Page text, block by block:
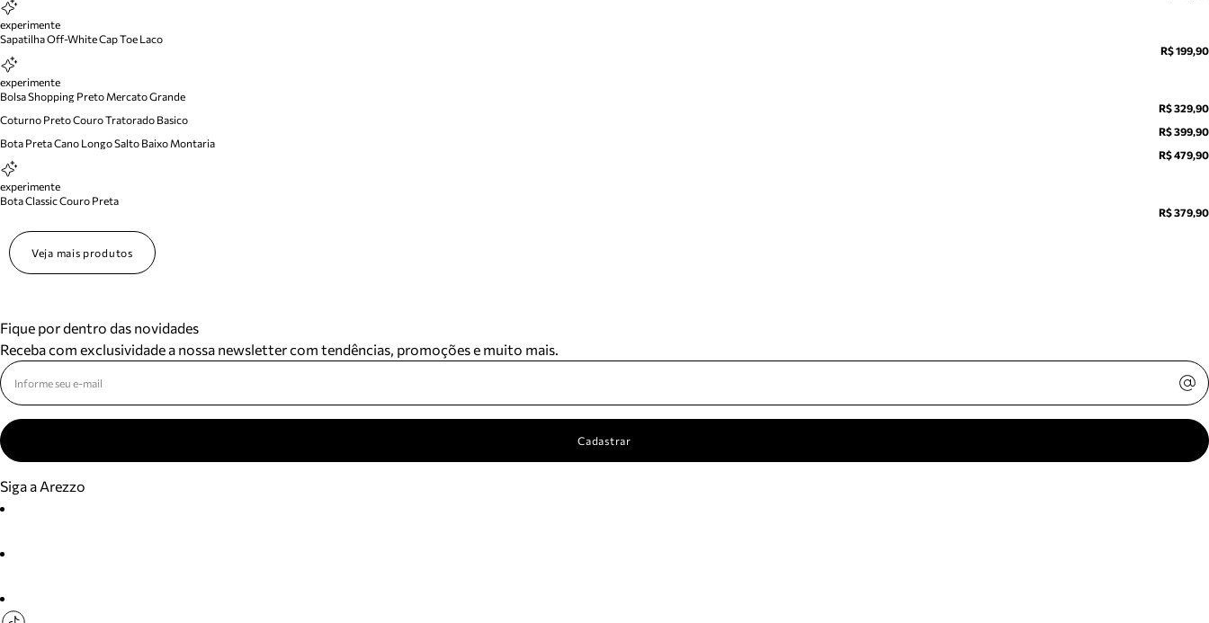
experimente
Sapatilha Off-White Cap Toe Laco
R$ 199,90
experimente
Bolsa Shopping Preto Mercato Grande
R$ 329,90
Coturno Preto Couro Tratorado Basico
R$ 399,90
Bota Preta Cano Longo Salto Baixo Montaria
R$ 479,90
experimente
Bota Classic Couro Preta
R$ 379,90
Veja mais produtos
Fique por dentro das novidades
Receba com exclusividade a nossa newsletter com tendências, promoções e muito mais.
Cadastrar
Siga a Arezzo